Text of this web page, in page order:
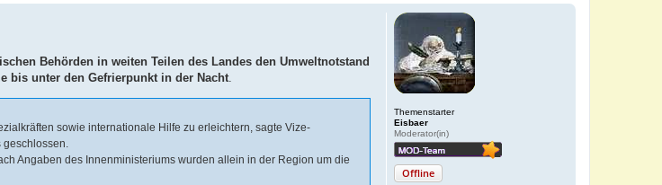
Themenstarter
Eisbaer
Moderator(in)
Offline
Behörden in weiten Teilen des Landes den Umweltnotstand
bis unter den Gefrierpunkt in der Nacht.
sowie internationale Hilfe zu erleichtern, sagte Vize-
Angaben des Innenministeriums wurden allein in der Region um die